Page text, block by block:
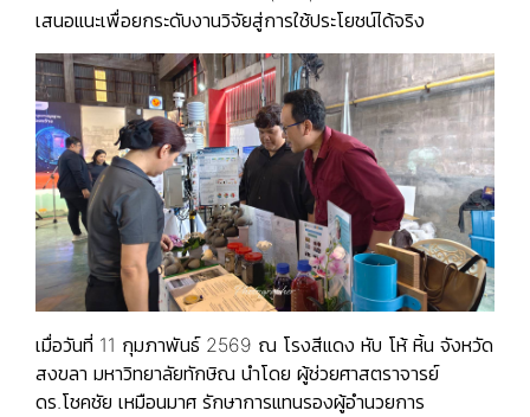
เสนอแนะเพื่อยกระดับงานวิจัยสู่การใช้ประโยชน์ได้จริง
เมื่อวันที่ 11 กุมภาพันธ์ 2569 ณ โรงสีแดง หับ โห้ หิ้น จังหวัด
สงขลา มหาวิทยาลัยทักษิณ นำโดย ผู้ช่วยศาสตราจารย์
ดร.โชคชัย เหมือนมาศ รักษาการแทนรองผู้อำนวยการ